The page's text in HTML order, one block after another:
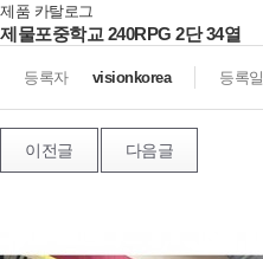
제품 카탈로그
제물포중학교 240RPG 2단 34열
등록자 visionkorea 등록일
이전글 다음글